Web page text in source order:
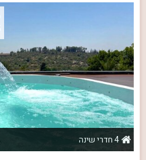
4 חדרי שינה